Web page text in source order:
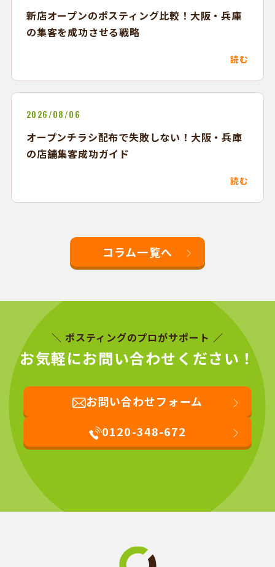
新店オープンのポスティング比較！大阪・兵庫
の集客を成功させる戦略
読む
2026/08/06
オープンチラシ配布で失敗しない！大阪・兵庫
の店舗集客成功ガイド
読む
コラム一覧へ
＼ ポスティングのプロがサポート ／
お気軽にお問い合わせください！
お問い合わせフォーム
0120-348-672